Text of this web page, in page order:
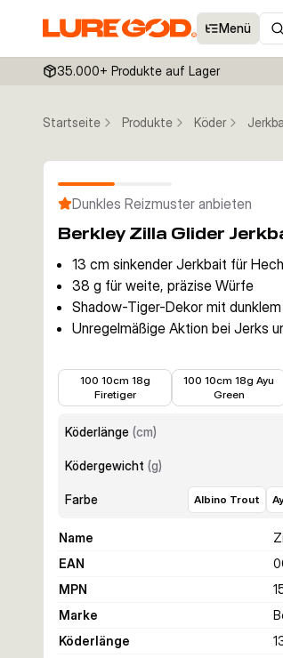
Menü
35.000+ Produkte auf Lager
Startseite Produkte Köder
Dunkles Reizmuster anbieten
Berkley Zilla Glider
13 cm sinkender Jerkbait für
38 g für weite, präzise Würfe
Shadow-Tiger-Dekor mit
Unregelmäßige Aktion bei Jerks
100 10cm 18g
Firetiger
100 10cm 18g Ayu
Green
Köderlänge (cm)
Ködergewicht (g)
Farbe Albino Trout
Name
EAN
MPN
Marke
Köderlänge